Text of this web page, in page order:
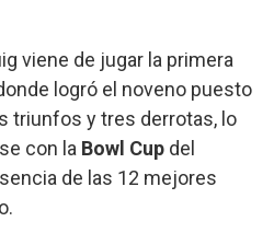
viene de jugar la primera
logró el noveno puesto
triunfos y tres derrotas, lo
con la Bowl Cup del
de las 12 mejores